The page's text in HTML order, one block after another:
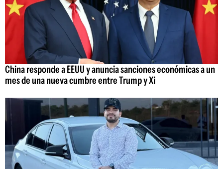
China responde a EEUU y anuncia sanciones económicas a un
mes de una nueva cumbre entre Trump y Xi